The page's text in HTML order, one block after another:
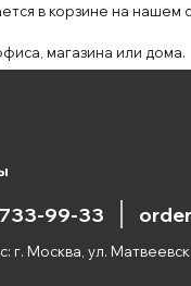
в корзине на нашем
, магазина или дома.
733-99-33
г. Москва, ул.